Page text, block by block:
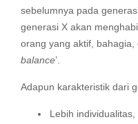
sebelumnya pada
generasi X akan
orang yang aktif, bahagia,
balance’.
Adapun karakteristik dari
Lebih